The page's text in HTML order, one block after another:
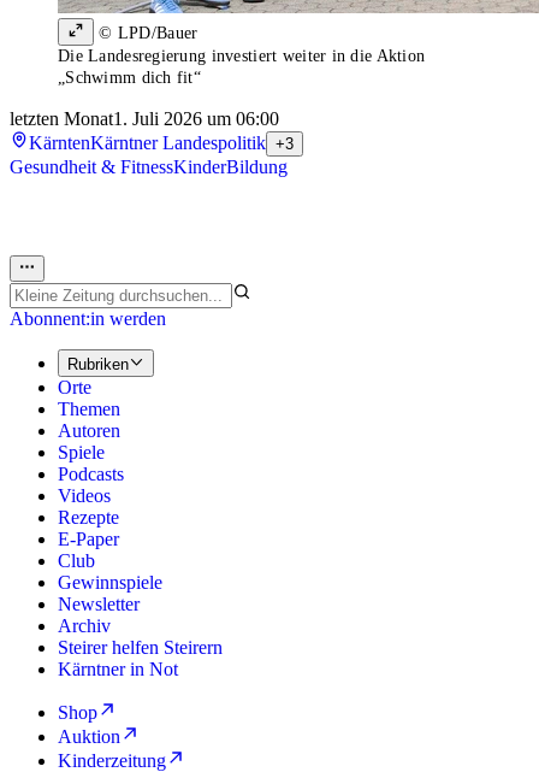
© LPD/Bauer
Die Landesregierung investiert weiter in die Aktion
„Schwimm dich fit“
letzten Monat1. Juli 2026 um 06:00
KärntenKärntner Landespolitik +3
Gesundheit & FitnessKinderBildung
Abonnent:in werden
Rubriken
Orte
Themen
Autoren
Spiele
Podcasts
Videos
Rezepte
E-Paper
Club
Gewinnspiele
Newsletter
Archiv
Steirer helfen Steirern
Kärntner in Not
Shop
Auktion
Kinderzeitung